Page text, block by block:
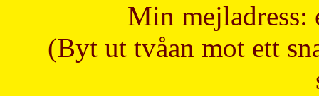
Min mejladress:
(Byt ut tvåan mot ett